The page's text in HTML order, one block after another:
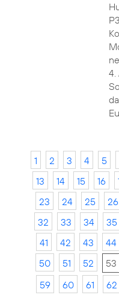
4.
1 2 3 4 5
13
14 15 16
23
24 25 26
32
33 34 35
41
42 43 44
50
51 52 53
59
60 61 62